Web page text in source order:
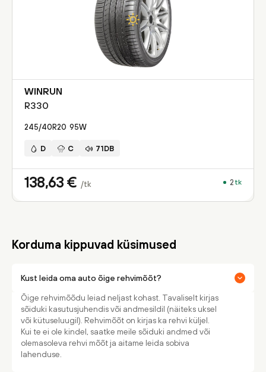
WINRUN
R330
245/40R20 95W
D C 71DB
138,63 € /tk 2 tk
Korduma kippuvad küsimused
Kust leida oma auto õige rehvimõõt?
Õige rehvimõõdu leiad neljast kohast. Tavaliselt kirjas
sõiduki kasutusjuhendis või andmesildil (näiteks uksel
või kütuseluugil). Rehvimõõt on kirjas ka rehvi küljel.
Kui te ei ole kindel, saatke meile sõiduki andmed või
olemasoleva rehvi mõõt ja aitame leida sobiva
lahenduse.